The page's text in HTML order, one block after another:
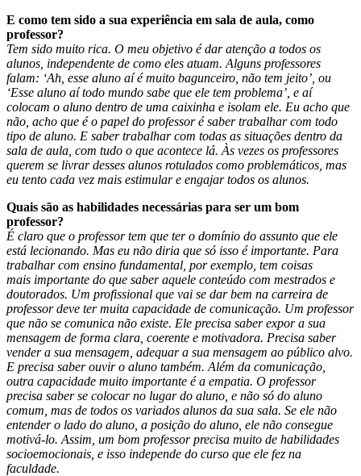
E como tem sido a sua experiência em sala de aula, como
professor?
Tem sido muito rica. O meu objetivo é dar atenção a todos os
alunos, independente de como eles atuam. Alguns professores
falam: ‘Ah, esse aluno aí é muito bagunceiro, não tem jeito’, ou
‘Esse aluno aí todo mundo sabe que ele tem problema’, e aí
colocam o aluno dentro de uma caixinha e isolam ele. Eu acho que
não, acho que é o papel do professor é saber trabalhar com todo
tipo de aluno. E saber trabalhar com todas as situações dentro da
sala de aula, com tudo o que acontece lá. Às vezes os professores
querem se livrar desses alunos rotulados como problemáticos, mas
eu tento cada vez mais estimular e engajar todos os alunos.
Quais são as habilidades necessárias para ser um bom
professor?
É claro que o professor tem que ter o domínio do assunto que ele
está lecionando. Mas eu não diria que só isso é importante. Para
trabalhar com ensino fundamental, por exemplo, tem coisas
mais importante do que saber aquele conteúdo com mestrados e
doutorados. Um profissional que vai se dar bem na carreira de
professor deve ter muita capacidade de comunicação. Um professor
que não se comunica não existe. Ele precisa saber expor a sua
mensagem de forma clara, coerente e motivadora. Precisa saber
vender a sua mensagem, adequar a sua mensagem ao público alvo.
E precisa saber ouvir o aluno também. Além da comunicação,
outra capacidade muito importante é a empatia. O professor
precisa saber se colocar no lugar do aluno, e não só do aluno
comum, mas de todos os variados alunos da sua sala. Se ele não
entender o lado do aluno, a posição do aluno, ele não consegue
motivá-lo. Assim, um bom professor precisa muito de habilidades
socioemocionais, e isso independe do curso que ele fez na
faculdade.